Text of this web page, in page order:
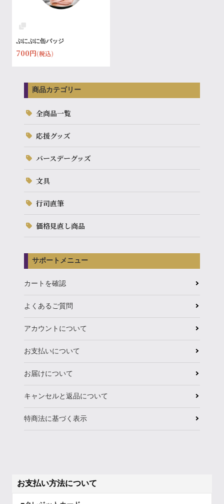
ぷにぷに缶バッジ
700円(税込)
商品カテゴリー
全商品一覧
応援グッズ
バースデーグッズ
文具
行司直筆
価格見直し商品
サポートメニュー
カートを確認
よくあるご質問
アカウントについて
お支払いについて
お届けについて
キャンセルと返品について
特商法に基づく表示
お支払い方法について